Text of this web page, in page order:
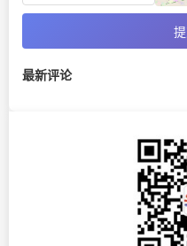
最新评论